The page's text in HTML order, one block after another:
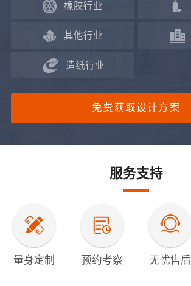
橡胶行业
其他行业
造纸行业
免费获取设计方案
服务支持
量身定制 预约考察 无忧售后